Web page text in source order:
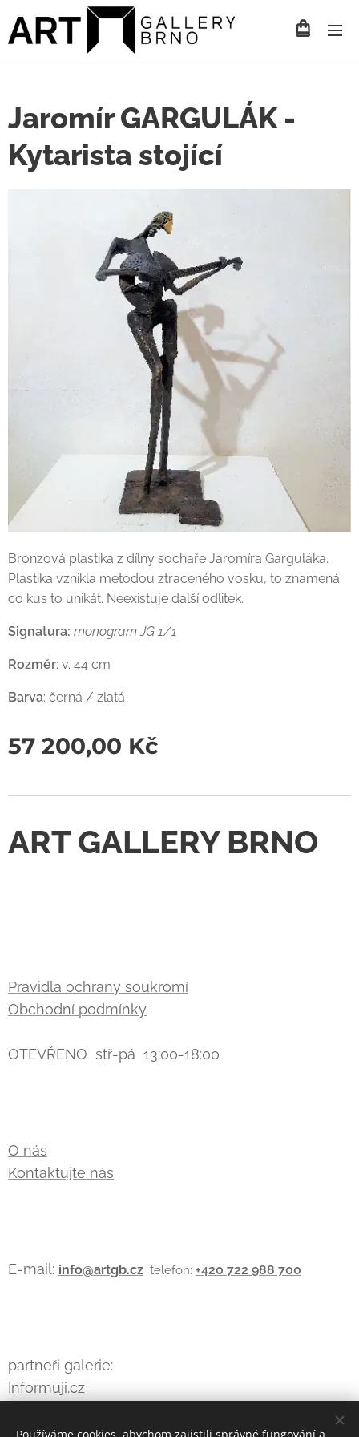
Jaromír GARGULÁK -
Kytarista stojící
Bronzová plastika z dílny sochaře Jaromíra Garguláka.
Plastika vznikla metodou ztraceného vosku, to znamená
co kus to unikát. Neexistuje další odlitek.
Signatura: monogram JG 1/1
Rozměr: v. 44 cm
Barva: černá / zlatá
57 200,00 Kč
ART GALLERY BRNO
Pravidla ochrany soukromí
Obchodní podmínky
OTEVŘENO stř-pá 13:00-18:00
O nás
Kontaktujte nás
E-mail: info@artgb.cz telefon: +420 722 988 700
partneři galerie:
Informuji.cz